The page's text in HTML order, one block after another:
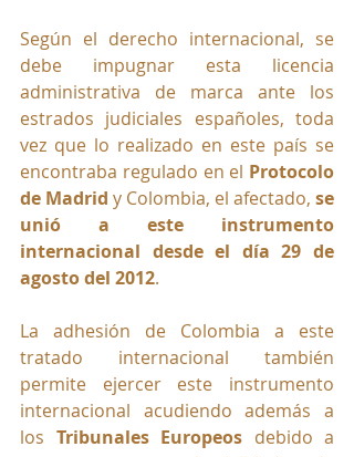
Según el derecho internacional, se
debe impugnar esta licencia
administrativa de marca ante los
estrados judiciales españoles, toda
vez que lo realizado en este país se
encontraba regulado en el Protocolo
de Madrid y Colombia, el afectado, se
unió a este instrumento
internacional desde el día 29 de
agosto del 2012.
La adhesión de Colombia a este
tratado internacional también
permite ejercer este instrumento
internacional acudiendo además a
los Tribunales Europeos debido a